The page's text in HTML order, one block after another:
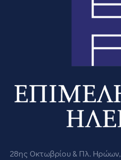
28ης Οκτωβρίου & Πλ. Ηρώων,